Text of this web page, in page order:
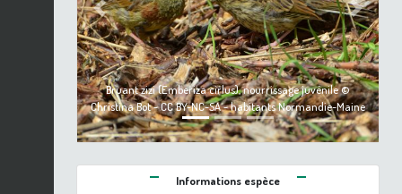
Bruant zizi (Emberiza cirlus), nourrissage juvénile ©
Christina Bot - CC BY-NC-SA - habitants Normandie-Maine
Previous Next
Informations espèce